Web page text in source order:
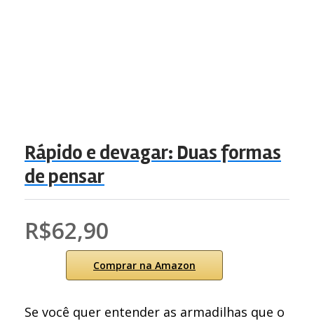
Rápido e devagar: Duas formas
de pensar
R$62,90
Comprar na Amazon
Se você quer entender as armadilhas que o